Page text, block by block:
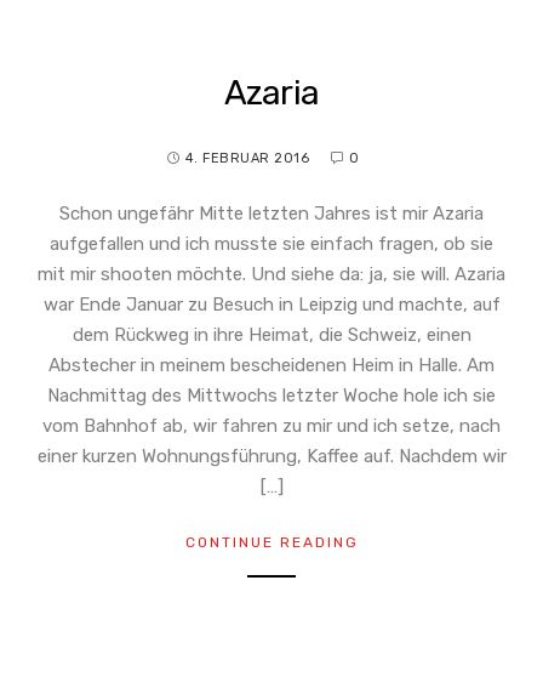
Azaria
4. FEBRUAR 2016 0
Schon ungefähr Mitte letzten Jahres ist mir Azaria
aufgefallen und ich musste sie einfach fragen, ob sie
mit mir shooten möchte. Und siehe da: ja, sie will. Azaria
war Ende Januar zu Besuch in Leipzig und machte, auf
dem Rückweg in ihre Heimat, die Schweiz, einen
Abstecher in meinem bescheidenen Heim in Halle. Am
Nachmittag des Mittwochs letzter Woche hole ich sie
vom Bahnhof ab, wir fahren zu mir und ich setze, nach
einer kurzen Wohnungsführung, Kaffee auf. Nachdem wir
[…]
CONTINUE READING